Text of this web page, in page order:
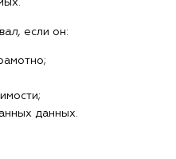
если он:
данных.